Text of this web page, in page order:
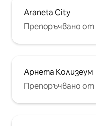
Araneta City
Препоръчвано
Арнета Колизеум
Препоръчвано